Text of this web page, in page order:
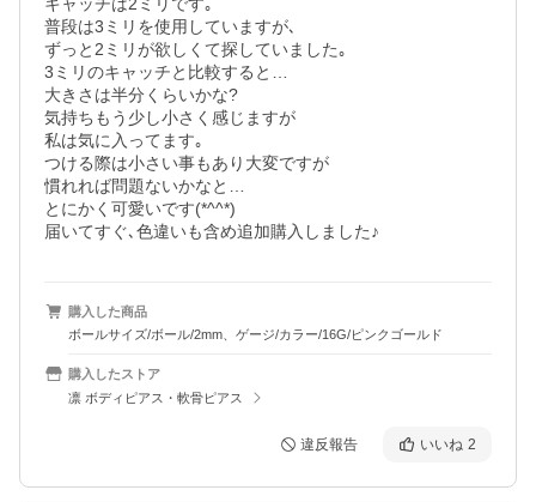
普段は3ミリを使用していますが､
ずっと2ミリが欲しくて探していました｡
3ミリのキャッチと比較すると…
大きさは半分くらいかな?
気持ちもう少し小さく感じますが
私は気に入ってます｡
つける際は小さい事もあり大変ですが
慣れれば問題ないかなと…
とにかく可愛いです(*^^*)
届いてすぐ､色違いも含め追加購入しました♪
購入した商品
ボールサイズ/ボール/2mm、ゲージ/カラー/16G/ピンクゴールド
購入したストア
凛 ボディピアス・軟骨ピアス
違反報告 いいね 2